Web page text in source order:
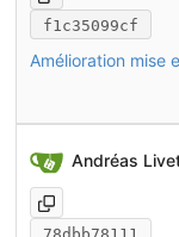
f1c35099cf
Amélioration mise
Andréas